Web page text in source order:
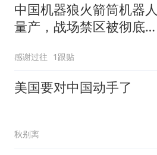
中国机器狼火箭筒机器人
量产，战场禁区被彻底打
感谢过往 1跟贴
美国要对中国动手了
秋别离